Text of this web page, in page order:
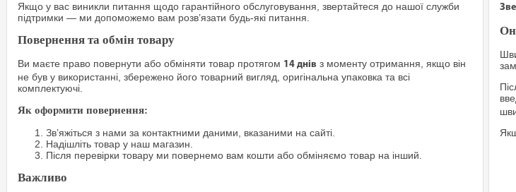
Якщо у вас виникли питання щодо гарантійного обслуговування, звертайтеся до нашої служби
підтримки — ми допоможемо вам розв’язати будь-які питання.
Повернення та обмін товару
Ви маєте право повернути або обміняти товар протягом 14 днів з моменту отримання, якщо він
не був у використанні, збережено його товарний вигляд, оригінальна упаковка та всі
комплектуючі.
Як оформити повернення:
Зв’яжіться з нами за контактними даними, вказаними на сайті.
Надішліть товар у наш магазин.
Після перевірки товару ми повернемо вам кошти або обміняємо товар на інший.
Важливо